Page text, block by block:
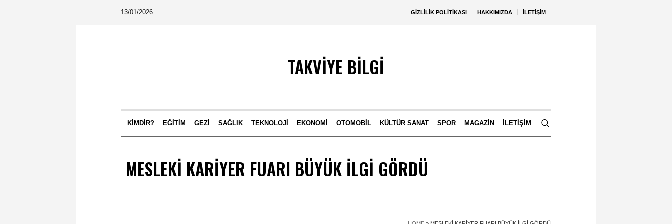
GIZLILIK POLITIKASI HAKKIMIZDA İLETIŞIM
13/01/2026
TAKVİYE BİLGİ
KIMDIR? EĞITIM GEZI SAĞLIK TEKNOLOJI EKONOMI OTOMOBIL KÜLTÜR SANAT SPOR MAGAZIN İLETIŞIM
MESLEKI KARIYER FUARI BÜYÜK İLGI GÖRDÜ